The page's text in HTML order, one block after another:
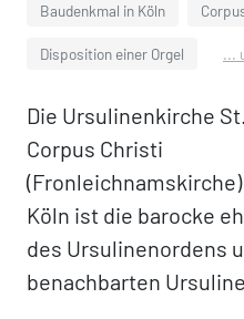
Baudenkmal in Köln
Disposition einer Orgel ...
Die Ursulinenkirche St.
Corpus Christi
Köln ist die barocke
des Ursulinenordens
benachbarten